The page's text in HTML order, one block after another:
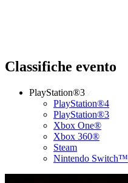
Classifiche evento
PlayStation®3
PlayStation®4
PlayStation®3
Xbox One®
Xbox 360®
Steam
Nintendo Switch™